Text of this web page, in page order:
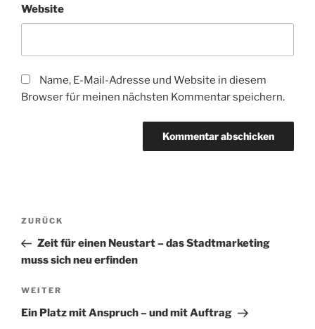
Website
Name, E-Mail-Adresse und Website in diesem
Browser für meinen nächsten Kommentar speichern.
Beitragsnavigation
Vorheriger
Beitrag
ZURÜCK
Zeit für einen Neustart – das Stadtmarketing
muss sich neu erfinden
Nächster
Beitrag
WEITER
Ein Platz mit Anspruch – und mit Auftrag